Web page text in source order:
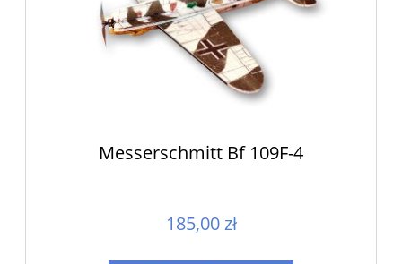
Messerschmitt Bf 109F-4
185,00 zł